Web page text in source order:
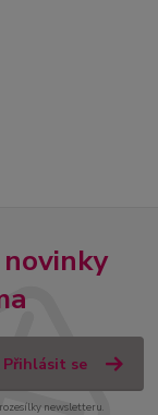
Přihlásit se
newsletteru.